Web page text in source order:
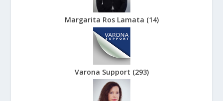
Margarita Ros Lamata (14)
Varona Support (293)